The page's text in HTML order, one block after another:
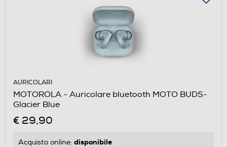
AURICOLARI
MOTOROLA - Auricolare bluetooth MOTO BUDS-
Glacier Blue
€ 29,90
Acquisto online: disponibile